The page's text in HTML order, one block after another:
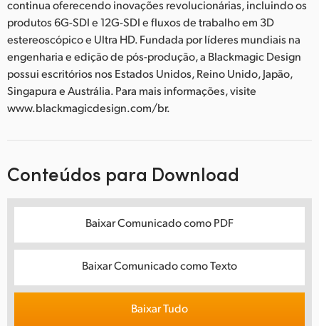
continua oferecendo inovações revolucionárias, incluindo os
produtos 6G-SDI e 12G-SDI e fluxos de trabalho em 3D
estereoscópico e Ultra HD. Fundada por líderes mundiais na
engenharia e edição de pós-produção, a Blackmagic Design
possui escritórios nos Estados Unidos, Reino Unido, Japão,
Singapura e Austrália. Para mais informações, visite
www.blackmagicdesign.com/br.
Conteúdos para Download
Baixar Comunicado como PDF
Baixar Comunicado como Texto
Baixar Tudo